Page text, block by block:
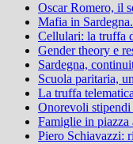
Oscar Romero, il
Mafia in
Cellulari: la truffa
Gender theory e
Sardegna,
Scuola paritaria,
La truffa
Onorevoli
Famiglie in
Piero Schiavazzi: